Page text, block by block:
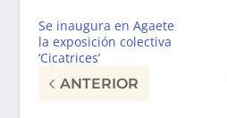
Se inaugura en Agaete
la exposición colectiva
‘Cicatrices’
ANTERIOR